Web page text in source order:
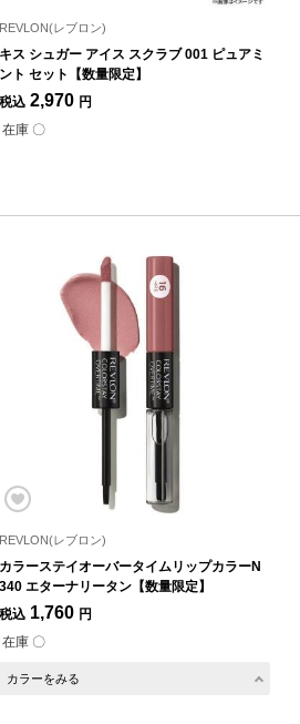
REVLON(レブロン)
キス シュガー アイス スクラブ 001 ピュアミ
ント セット【数量限定】
税込 2,970 円
在庫 〇
REVLON(レブロン)
カラーステイオーバータイムリップカラーN
340 エターナリータン【数量限定】
税込 1,760 円
在庫 〇
カラーをみる